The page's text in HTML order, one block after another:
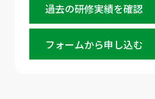
過去の研修実績を確認
フォームから申し込む